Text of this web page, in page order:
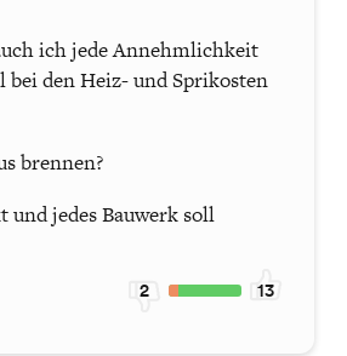
ich jede Annehmlichkeit
den Heiz- und Sprikosten
brennen?
jedes Bauwerk soll
2 13